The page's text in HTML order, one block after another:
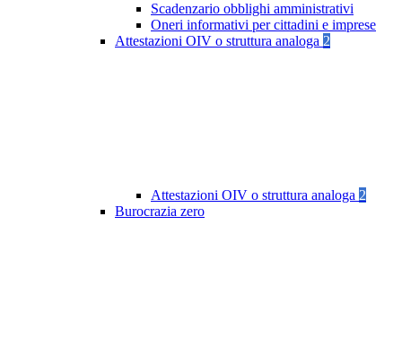
Scadenzario obblighi amministrativi
Oneri informativi per cittadini e imprese
Attestazioni OIV o struttura analoga 2
Attestazioni OIV o struttura analoga 2
Burocrazia zero